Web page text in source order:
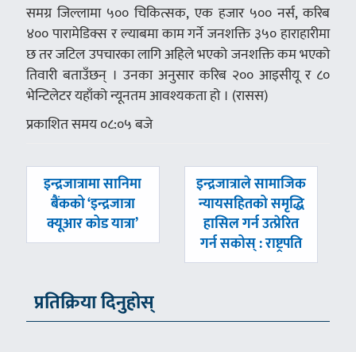
समग्र जिल्लामा ५०० चिकित्सक, एक हजार ५०० नर्स, करिब
४०० पारामेडिक्स र ल्याबमा काम गर्ने जनशक्ति ३५० हाराहारीमा
छ तर जटिल उपचारका लागि अहिले भएको जनशक्ति कम भएको
तिवारी बताउँछन् । उनका अनुसार करिब २०० आइसीयू र ८०
भेन्टिलेटर यहाँको न्यूनतम आवश्यकता हो । (रासस)
प्रकाशित समय ०८:०५ बजे
पछिल्लाे
इन्द्रजात्रामा सानिमा
बैंकको ‘इन्द्रजात्रा
क्यूआर कोड यात्रा’
अघिल्लाे
-
इन्द्रजात्राले सामाजिक
न्यायसहितको समृद्धि
हासिल गर्न उत्प्रेरित
गर्न सकोस् : राष्ट्रपति
प्रतिक्रिया दिनुहोस्